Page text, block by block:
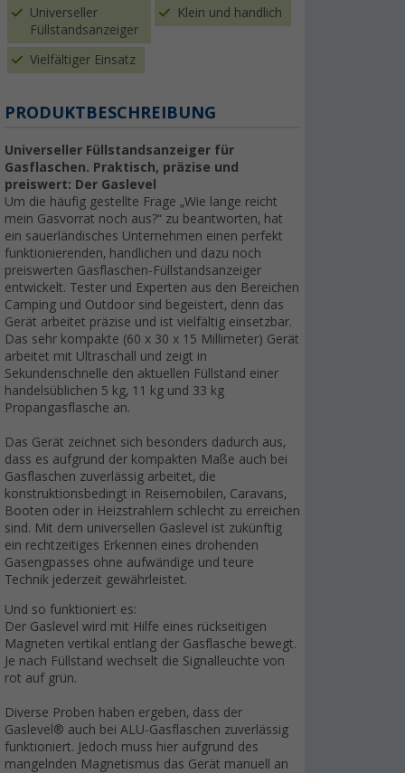
Universeller
Füllstandsanzeiger
Klein und handlich
Vielfältiger Einsatz
PRODUKTBESCHREIBUNG
Universeller Füllstandsanzeiger für
Gasflaschen. Praktisch, präzise und
preiswert: Der Gaslevel
Um die häufig gestellte Frage „Wie lange reicht
mein Gasvorrat noch aus?“ zu beantworten, hat
ein sauerländisches Unternehmen einen perfekt
funktionierenden, handlichen und dazu noch
preiswerten Gasflaschen-Füllstandsanzeiger
entwickelt. Tester und Experten aus den Bereichen
Camping und Outdoor sind begeistert, denn das
Gerät arbeitet präzise und ist vielfältig einsetzbar.
Das sehr kompakte (60 x 30 x 15 Millimeter) Gerät
arbeitet mit Ultraschall und zeigt in
Sekundenschnelle den aktuellen Füllstand einer
handelsüblichen 5 kg, 11 kg und 33 kg
Propangasflasche an.
Das Gerät zeichnet sich besonders dadurch aus,
dass es aufgrund der kompakten Maße auch bei
Gasflaschen zuverlässig arbeitet, die
konstruktionsbedingt in Reisemobilen, Caravans,
Booten oder in Heizstrahlern schlecht zu erreichen
sind. Mit dem universellen Gaslevel ist zukünftig
ein rechtzeitiges Erkennen eines drohenden
Gasengpasses ohne aufwändige und teure
Technik jederzeit gewährleistet.
Und so funktioniert es:
Der Gaslevel wird mit Hilfe eines rückseitigen
Magneten vertikal entlang der Gasflasche bewegt.
Je nach Füllstand wechselt die Signalleuchte von
rot auf grün.
Diverse Proben haben ergeben, dass der
Gaslevel® auch bei ALU-Gasflaschen zuverlässig
funktioniert. Jedoch muss hier aufgrund des
mangelnden Magnetismus das Gerät manuell an